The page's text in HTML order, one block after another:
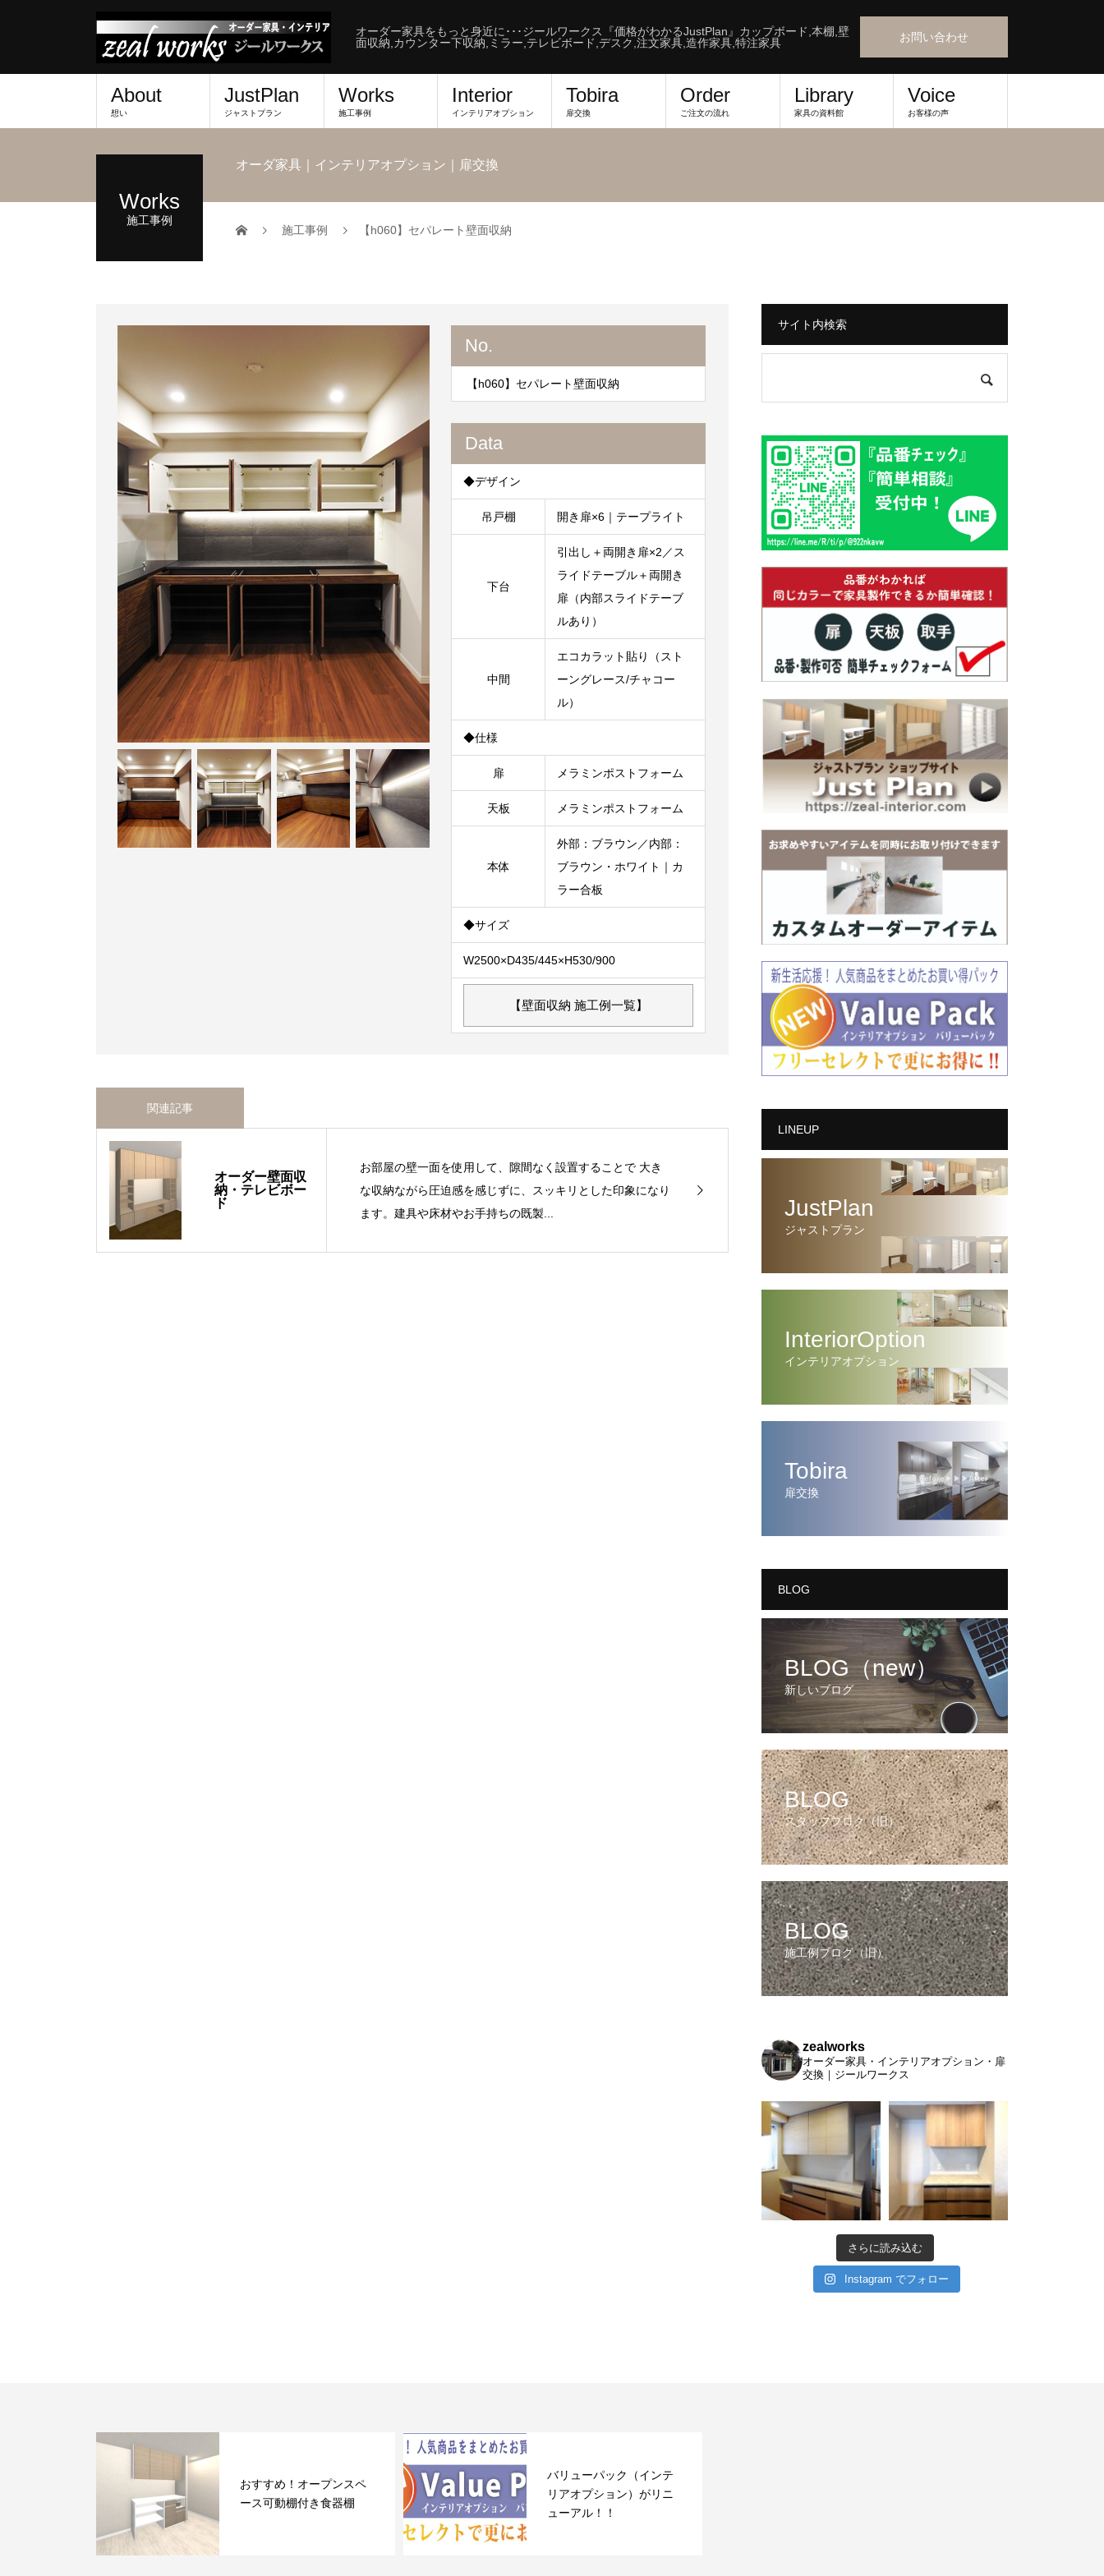
オーダー家具をもっと身近に･･･ジールワークス『価格がわかるJustPlan』カップボード,本棚,壁
面収納,カウンター下収納,ミラー,テレビボード,デスク,注文家具,造作家具,特注家具
お問い合わせ
About
想い
JustPlan
ジャストプラン
Works
施工事例
Interior
インテリアオプション
Tobira
扉交換
Order
ご注文の流れ
Library
家具の資料館
Voice
お客様の声
Works
施工事例
オーダ家具｜インテリアオプション｜扉交換
施工事例 【h060】セパレート壁面収納
No.
【h060】セパレート壁面収納
Data
◆デザイン
吊戸棚 開き扉×6｜テープライト
下台
引出し＋両開き扉×2／ス
ライドテーブル＋両開き
扉（内部スライドテーブ
ルあり）
中間
エコカラット貼り（スト
ーングレース/チャコー
ル）
◆仕様
扉 メラミンポストフォーム
天板 メラミンポストフォーム
本体
外部：ブラウン／内部：
ブラウン・ホワイト｜カ
ラー合板
◆サイズ
W2500×D435/445×H530/900
【壁面収納 施工例一覧】
関連記事
オーダー壁面収
納・テレビボー
ド
お部屋の壁一面を使用して、隙間なく設置することで 大き
な収納ながら圧迫感を感じずに、スッキリとした印象になり
ます。建具や床材やお手持ちの既製...
サイト内検索
LINEUP
JustPlan
ジャストプラン
InteriorOption
インテリアオプション
Tobira
扉交換
BLOG
BLOG（new）
新しいブログ
BLOG
スタッフブログ（旧）
BLOG
施工例ブログ（旧）
zealworks
オーダー家具・インテリアオプション・扉
交換｜ジールワークス
さらに読み込む
Instagram でフォロー
おすすめ！オープンスペ
ース可動棚付き食器棚
バリューパック（インテ
リアオプション）がリニ
ューアル！！